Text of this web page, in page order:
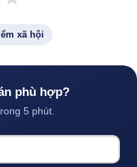
xã hội
phù hợp?
5 phút.